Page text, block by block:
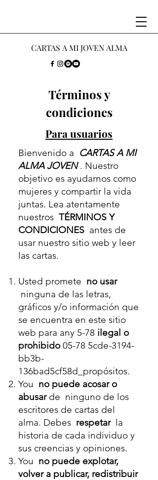
CARTAS A MI JOVEN ALMA
Términos y
condiciones
Para usuarios
Bienvenido a CARTAS A MI
ALMA JOVEN. Nuestro
objetivo es ayudarnos como
mujeres y compartir la vida
juntas. Lea atentamente
nuestros TÉRMINOS Y
CONDICIONES antes de
usar nuestro sitio web y leer
las cartas.
Usted promete no usar
ninguna de las letras,
gráficos y/o información que
se encuentra en este sitio
web para any 5-78 ilegal o
prohibido 05-78 5cde-3194-
bb3b-
136bad5cf58d_propósitos.
You no puede acosar o
abusarde ninguno de los
escritores de cartas del
alma. Debes respetarla
historia de cada individuo y
sus creencias y opiniones.
You no puede explotar,
volver a publicar, redistribuir